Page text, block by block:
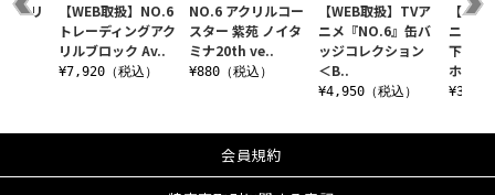
NO.6 アクリルコー
スター 紫苑 ノイタ
ミナ20th ve..
¥880（税込）
【WEB取扱】TVア
ニメ『NO.6』缶バ
ッジコレクション
＜B..
¥4,950（税込）
【
ニメ『
下ろし
ホ..
¥3,960
クリ
【WEB取扱】NO.6
トレーディングアク
リルブロック Av..
¥7,920（税込）
会員規約